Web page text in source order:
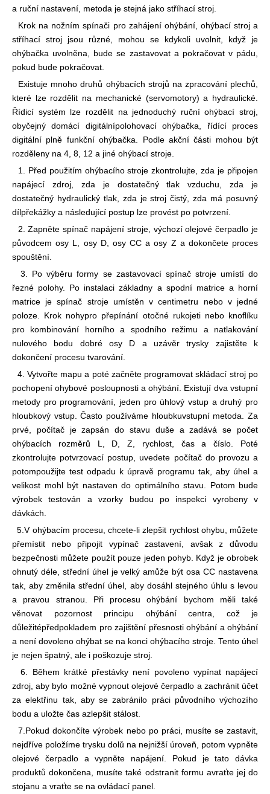
a ruční nastavení, metoda je stejná jako stříhací stroj.
Krok na nožním spínači pro zahájení ohýbání, ohýbací stroj a
stříhací stroj jsou různé, mohou se kdykoli uvolnit, když je
ohýbačka uvolněna, bude se zastavovat a pokračovat v pádu,
pokud bude pokračovat.
Existuje mnoho druhů ohýbacích strojů na zpracování plechů,
které lze rozdělit na mechanické (servomotory) a hydraulické.
Řídicí systém lze rozdělit na jednoduchý ruční ohýbací stroj,
obyčejný domácí digitálnípolohovací ohýbačka, řídící proces
digitální plně funkční ohýbačka. Podle akční části mohou být
rozděleny na 4, 8, 12 a jiné ohýbací stroje.
1. Před použitím ohýbacího stroje zkontrolujte, zda je připojen
napájecí zdroj, zda je dostatečný tlak vzduchu, zda je
dostatečný hydraulický tlak, zda je stroj čistý, zda má posuvný
dílpřekážky a následující postup lze provést po potvrzení.
2. Zapněte spínač napájení stroje, výchozí olejové čerpadlo je
původcem osy L, osy D, osy CC a osy Z a dokončete proces
spouštění.
3. Po výběru formy se zastavovací spínač stroje umístí do
řezné polohy. Po instalaci základny a spodní matrice a horní
matrice je spínač stroje umístěn v centimetru nebo v jedné
poloze. Krok nohypro přepínání otočné rukojeti nebo knoflíku
pro kombinování horního a spodního režimu a natlakování
nulového bodu dobré osy D a uzávěr trysky zajistěte k
dokončení procesu tvarování.
4. Vytvořte mapu a poté začněte programovat skládací stroj po
pochopení ohybové posloupnosti a ohýbání. Existují dva vstupní
metody pro programování, jeden pro úhlový vstup a druhý pro
hloubkový vstup. Často používáme hloubkuvstupní metoda. Za
prvé, počítač je zapsán do stavu duše a zadává se počet
ohýbacích rozměrů L, D, Z, rychlost, čas a číslo. Poté
zkontrolujte potvrzovací postup, uvedete počítač do provozu a
potompoužijte test odpadu k úpravě programu tak, aby úhel a
velikost mohl být nastaven do optimálního stavu. Potom bude
výrobek testován a vzorky budou po inspekci vyrobeny v
dávkách.
5.V ohýbacím procesu, chcete-li zlepšit rychlost ohybu, můžete
přemístit nebo připojit vypínač zastavení, avšak z důvodu
bezpečnosti můžete použít pouze jeden pohyb. Když je obrobek
ohnutý déle, střední úhel je velký amůže být osa CC nastavena
tak, aby změnila střední úhel, aby dosáhl stejného úhlu s levou
a pravou stranou. Při procesu ohýbání bychom měli také
věnovat pozornost principu ohýbání centra, což je
důležitépředpokladem pro zajištění přesnosti ohýbání a ohýbání
a není dovoleno ohýbat se na konci ohýbacího stroje. Tento úhel
je nejen špatný, ale i poškozuje stroj.
6. Během krátké přestávky není povoleno vypínat napájecí
zdroj, aby bylo možné vypnout olejové čerpadlo a zachránit účet
za elektřinu tak, aby se zabránilo práci původního výchozího
bodu a uložte čas azlepšit stálost.
7.Pokud dokončíte výrobek nebo po práci, musíte se zastavit,
nejdříve položíme trysku dolů na nejnižší úroveň, potom vypněte
olejové čerpadlo a vypněte napájení. Pokud je tato dávka
produktů dokončena, musíte také odstranit formu avraťte jej do
stojanu a vraťte se na ovládací panel.